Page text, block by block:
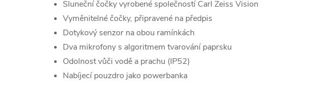
Sluneční čočky vyrobené společností Carl Zeiss Vision
Vyměnitelné čočky, připravené na předpis
Dotykový senzor na obou ramínkách
Dva mikrofony s algoritmem tvarování paprsku
Odolnost vůči vodě a prachu (IP52)
Nabíjecí pouzdro jako powerbanka